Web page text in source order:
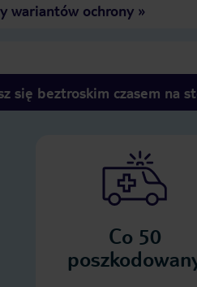
wariantów ochrony»
się beztroskim czasem na
Co 50